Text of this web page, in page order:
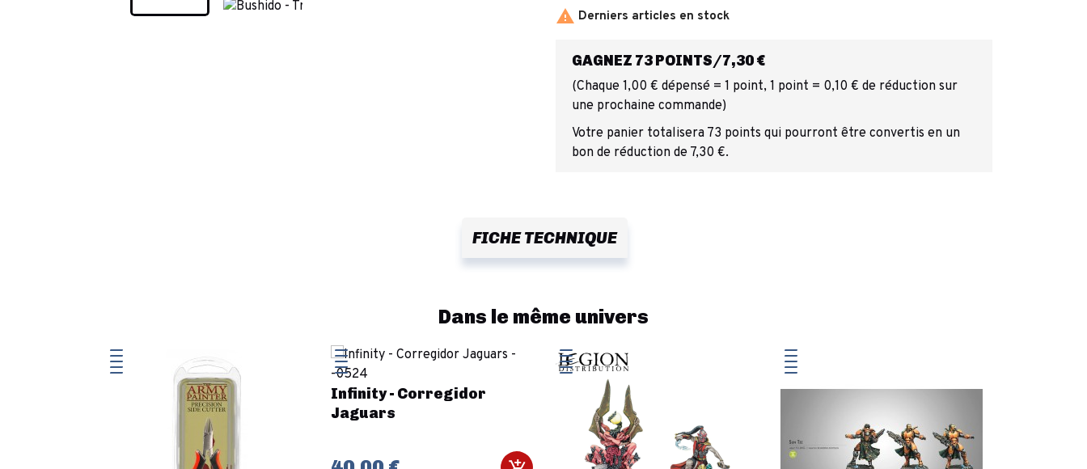
 Derniers articles en stock
GAGNEZ 73 POINTS/7,30 €
(Chaque 1,00 € dépensé = 1 point, 1 point = 0,10 € de réduction sur
une prochaine commande)
Votre panier totalisera 73 points qui pourront être convertis en un
bon de réduction de 7,30 €.
FICHE TECHNIQUE
Dans le même univers
Infinity - Corregidor
Jaguars